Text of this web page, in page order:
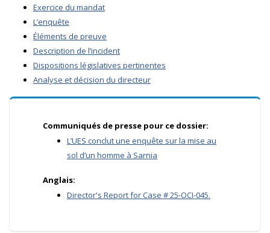
Exercice du mandat
L’enquête
Éléments de preuve
Description de l’incident
Dispositions législatives pertinentes
Analyse et décision du directeur
Communiqués de presse pour ce dossier:
L’UES conclut une enquête sur la mise au
sol d’un homme à Sarnia
Anglais:
Director's Report for Case # 25-OCI-045.